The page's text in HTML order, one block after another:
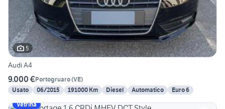
5
Audi A4
9.000 €Portogruaro(VE)
Usato
06/2015 191000 Km Diesel Automatico
Euro 6
Vetrina